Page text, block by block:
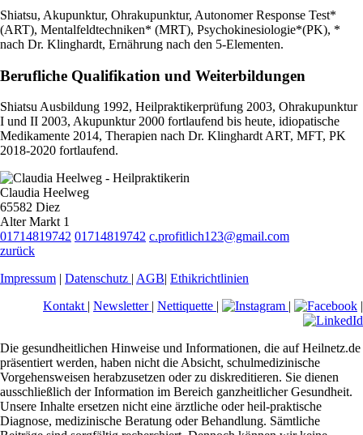
Shiatsu, Akupunktur, Ohrakupunktur, Autonomer Response Test*
(ART), Mentalfeldtechniken* (MRT), Psychokinesiologie*(PK), *
nach Dr. Klinghardt, Ernährung nach den 5-Elementen.
Berufliche Qualifikation und Weiterbildungen
Shiatsu Ausbildung 1992, Heilpraktikerprüfung 2003, Ohrakupunktur
I und II 2003, Akupunktur 2000 fortlaufend bis heute, idiopatische
Medikamente 2014, Therapien nach Dr. Klinghardt ART, MFT, PK
2018-2020 fortlaufend.
Claudia Heelweg
65582 Diez
Alter Markt 1
01714819742 01714819742 c.profitlich123@gmail.com
zurück
Impressum | Datenschutz | AGB| Ethikrichtlinien
Kontakt | Newsletter | Nettiquette | | |
Die gesundheitlichen Hinweise und Informationen, die auf Heilnetz.de
präsentiert werden, haben nicht die Absicht, schulmedizinische
Vorgehensweisen herabzusetzen oder zu diskreditieren. Sie dienen
ausschließlich der Information im Bereich ganzheitlicher Gesundheit.
Unsere Inhalte ersetzen nicht eine ärztliche oder heil-praktische
Diagnose, medizinische Beratung oder Behandlung. Sämtliche